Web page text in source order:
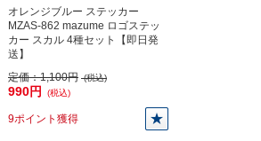
オレンジブルー ステッカー
MZAS-862 mazume ロゴステッ
カー スカル 4種セット【即日発
送】
定価：1,100円 (税込)
990円 (税込)
9ポイント獲得